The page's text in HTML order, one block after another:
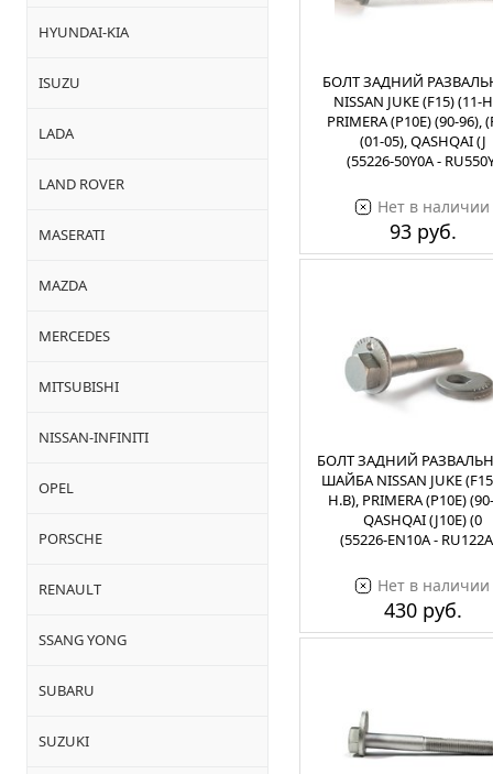
HYUNDAI-KIA
ISUZU
LADA
LAND ROVER
MASERATI
MAZDA
MERCEDES
MITSUBISHI
NISSAN-INFINITI
OPEL
PORSCHE
RENAULT
SSANG YONG
SUBARU
SUZUKI
БОЛТ ЗАДНИЙ
NISSAN JUKE (F15) (11-
PRIMERA (P10E) (90-96),
(01-05), QASHQAI (J
(55226-50Y0A -
Нет в наличии
93 руб.
БОЛТ ЗАДНИЙ
ШАЙБА NISSAN JUKE
Н.В), PRIMERA (P10E)
QASHQAI (J10E) (0
(55226-EN10A -
Нет в наличии
430 руб.